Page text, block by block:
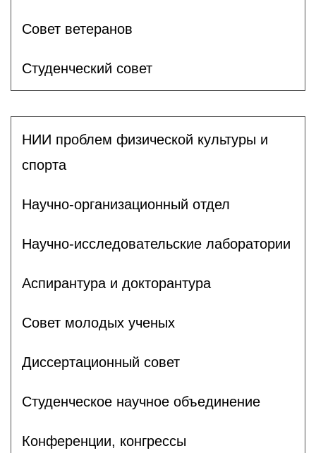
Совет ветеранов
Студенческий совет
НИИ проблем физической культуры и
спорта
Научно-организационный отдел
Научно-исследовательские лаборатории
Аспирантура и докторантура
Совет молодых ученых
Диссертационный совет
Студенческое научное объединение
Конференции, конгрессы